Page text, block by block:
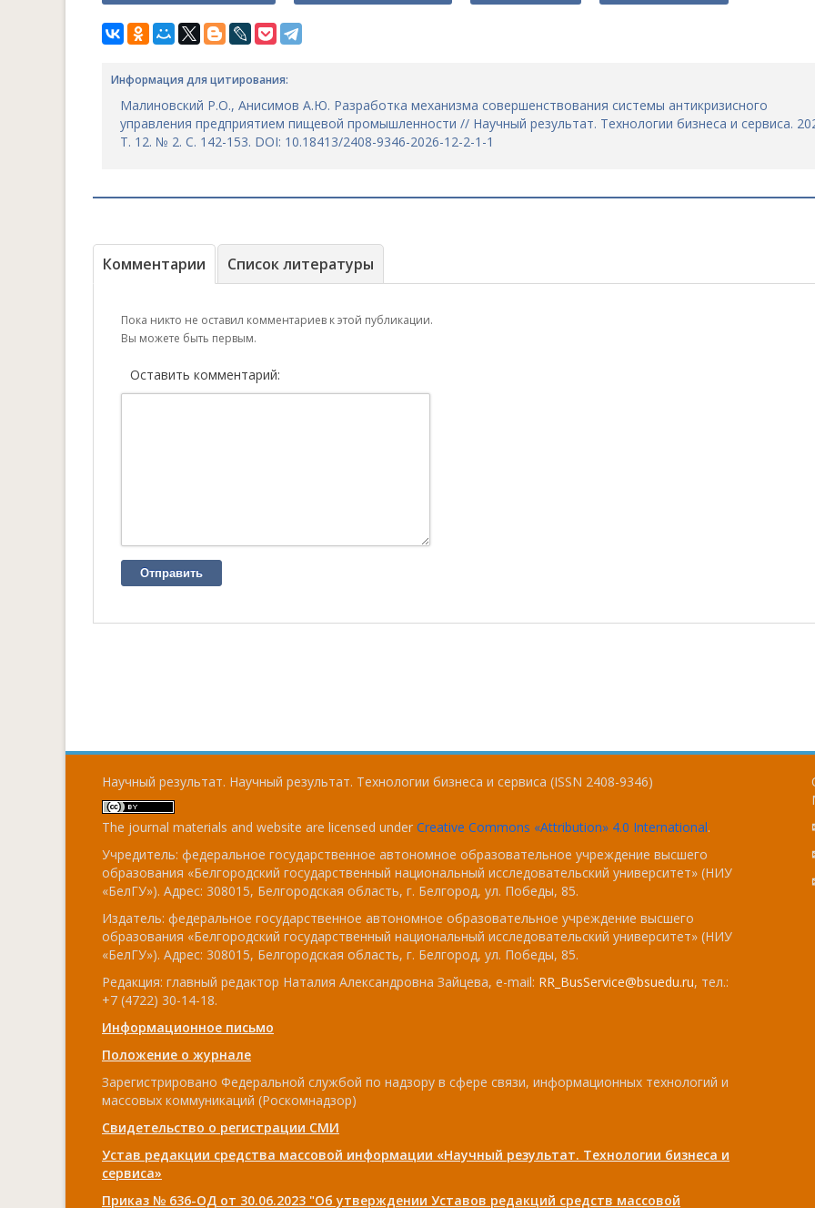
Информация для цитирования:
Малиновский Р.О., Анисимов А.Ю. Разработка механизма совершенствования системы антикризисного
управления предприятием пищевой промышленности // Научный результат. Технологии бизнеса и сервиса.
Т. 12. № 2. С. 142-153. DOI: 10.18413/2408-9346-2026-12-2-1-1
Комментарии Список литературы
Пока никто не оставил комментариев к этой публикации.
Вы можете быть первым.
Оставить комментарий:
Отправить
Научный результат. Научный результат. Технологии бизнеса и сервиса (ISSN 2408-9346)
The journal materials and website are licensed under Creative Commons «Attribution» 4.0 International.
Учредитель: федеральное государственное автономное образовательное учреждение высшего
образования «Белгородский государственный национальный исследовательский университет» (НИУ
«БелГУ»). Адрес: 308015, Белгородская область, г. Белгород, ул. Победы, 85.
Издатель: федеральное государственное автономное образовательное учреждение высшего
образования «Белгородский государственный национальный исследовательский университет» (НИУ
«БелГУ»). Адрес: 308015, Белгородская область, г. Белгород, ул. Победы, 85.
Редакция: главный редактор Наталия Александровна Зайцева, e-mail: RR_BusService@bsuedu.ru, тел.:
+7 (4722) 30-14-18.
Информационное письмо
Положение о журнале
Зарегистрировано Федеральной службой по надзору в сфере связи, информационных технологий и
массовых коммуникаций (Роскомнадзор)
Свидетельство о регистрации СМИ
Устав редакции средства массовой информации «Научный результат. Технологии бизнеса и
сервиса»
Приказ № 636-ОД от 30.06.2023 "Об утверждении Уставов редакций средств массовой